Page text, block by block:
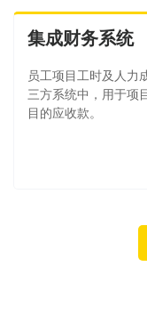
集成财务系统
员工项目工时及人力
三方系统中，用于项
目的应收款。